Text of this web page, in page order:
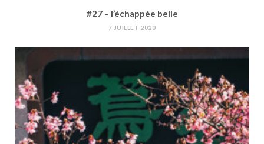
#27 – l’échappée belle
7 JUILLET 2020